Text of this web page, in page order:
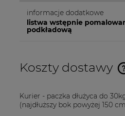
informacje dodatkowe
listwa wstępnie
podkładową
Koszty dostawy
Cena nie zawiera
Kurier - paczka dłużyca do
(najdłuższy bok powyżej 150